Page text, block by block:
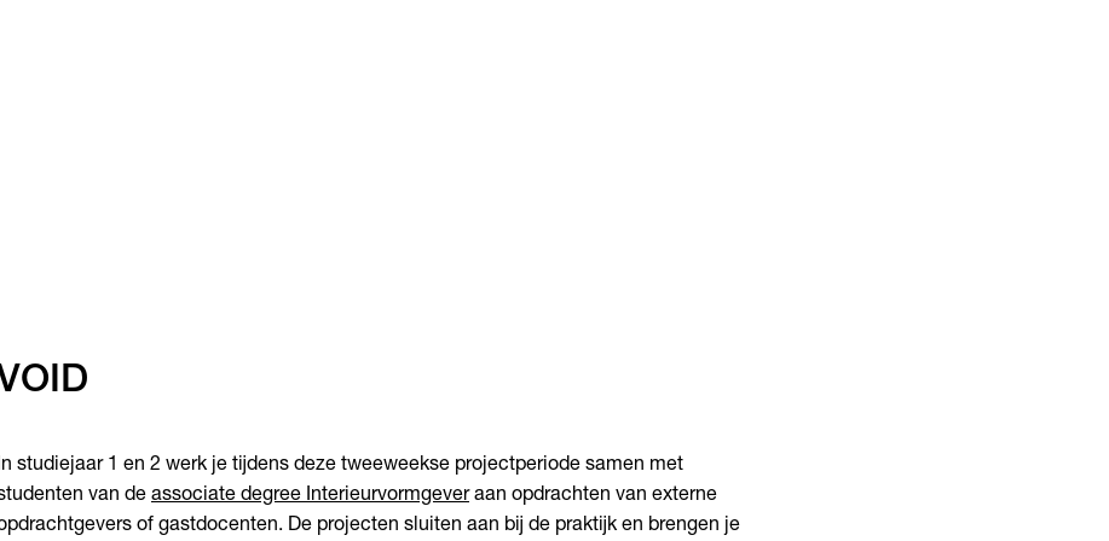
studiejaar 1 en 2 werk je tijdens deze tweeweekse projectperiode samen met
van de associate degree Interieurvormgeveraan opdrachten van externe
of gastdocenten. De projecten sluiten aan bij de praktijk en brengen je